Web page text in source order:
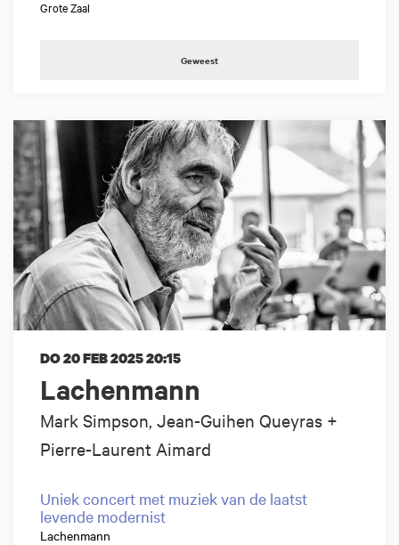
Grote Zaal
Geweest
Lachenmann
Mark Simpson, Jean-Guihen Queyras +
Pierre-Laurent Aimard
DO 20 FEB 202520:15
Uniek concert met muziek van de laatst
levende modernist
Lachenmann